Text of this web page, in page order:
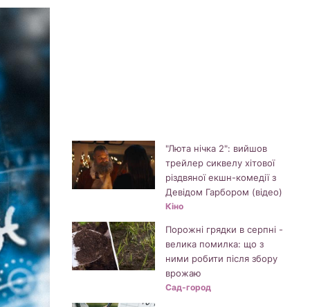
"Люта нічка 2": вийшов
трейлер сиквелу хітової
різдвяної екшн-комедії з
Девідом Гарбором (відео)
Кіно
Порожні грядки в серпні -
велика помилка: що з
ними робити після збору
врожаю
Сад-город